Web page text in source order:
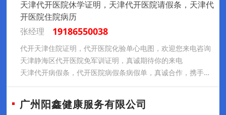
天津代开医院休学证明，天津代开医院请假条，天津代
开医院住院病历
张经理
19186550038
代开天津住院证明，代开医院化验单心电图，欢迎您来电咨询
天津静海区代开医院免军训证明，真诚期待你的来电
天津代开病假条，代开医院病假条病假单，真诚合作，携手共进
广州阳鑫健康服务有限公司